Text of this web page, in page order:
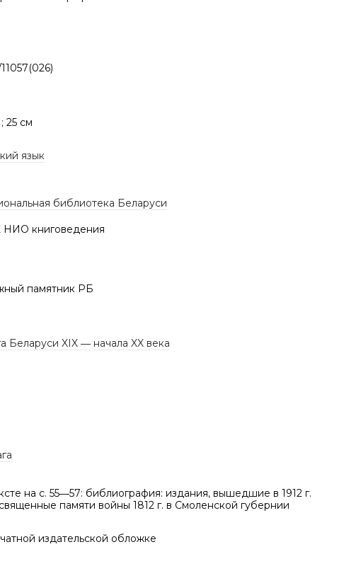
25 см
язык
библиотека Беларуси
книговедения
памятник РБ
Беларуси XIX ― начала XX века
на с. 55―57: библиография: издания, вышедшие в 1912 г.
памяти войны 1812 г. в Смоленской губернии
издательской обложке